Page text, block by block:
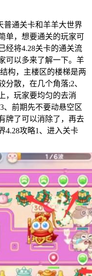
普通关卡和羊羊大世界
单，想要通关的玩家可
经将4.28关卡的通关流
可以多来了解一下。羊
构，主楼区的楼梯是两
散，在几个角落;2、
，玩家要均匀的去消
、前期先不要动悬空区
牌了可以消除了，再去
4.28攻略1、进入关卡